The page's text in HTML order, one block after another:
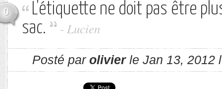
0
L'étiquette ne doit pas être
sac.
- Lucien
Posté par olivierle Jan 13, 2012